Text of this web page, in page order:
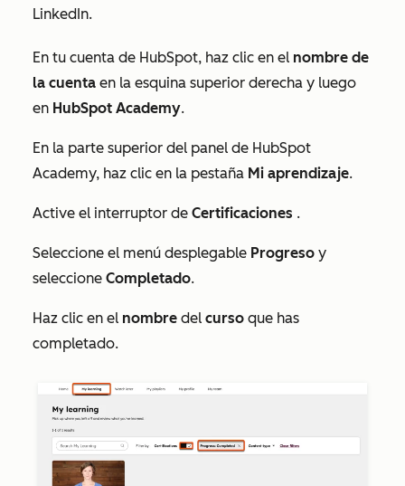
LinkedIn.
En tu cuenta de HubSpot, haz clic en el nombre de
la cuenta en la esquina superior derecha y luego
en HubSpot Academy.
En la parte superior del panel de HubSpot
Academy, haz clic en la pestaña Mi aprendizaje.
Active el interruptor de Certificaciones .
Seleccione el menú desplegable Progreso y
seleccione Completado.
Haz clic en el nombre del curso que has
completado.